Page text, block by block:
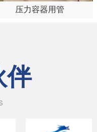
压力容器用管
伴